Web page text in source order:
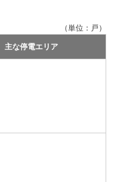
（単位：戸）
主な停電エリア